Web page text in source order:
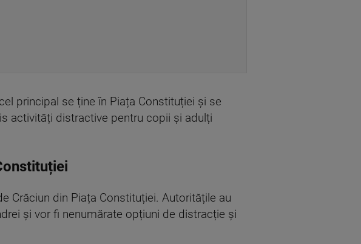
principal se ține în Piața Constituției și se
activități distractive pentru copii și adulți
Crăciun din Piața Constituției. Autoritățile au
și vor fi nenumărate opțiuni de distracție și